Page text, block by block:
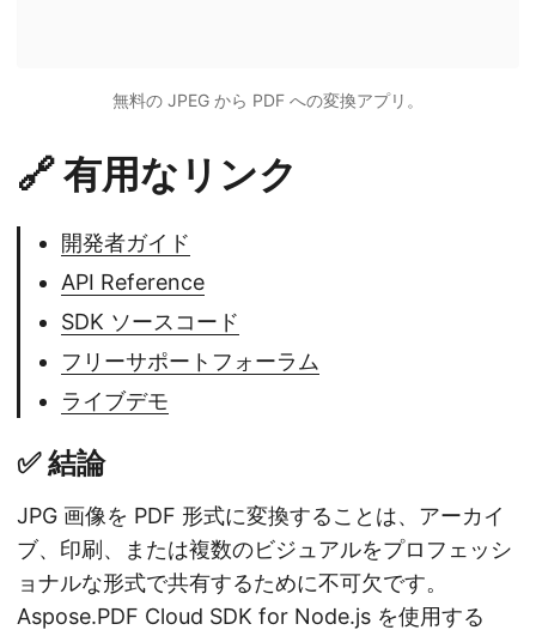
無料の JPEG から PDF への変換アプリ。
🔗 有用なリンク
開発者ガイド
API Reference
SDK ソースコード
フリーサポートフォーラム
ライブデモ
✅ 結論
JPG 画像を PDF 形式に変換することは、アーカイ
ブ、印刷、または複数のビジュアルをプロフェッシ
ョナルな形式で共有するために不可欠です。
Aspose.PDF Cloud SDK for Node.js を使用する